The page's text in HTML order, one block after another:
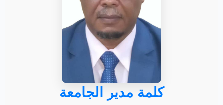
كلمة مدير الجامعة